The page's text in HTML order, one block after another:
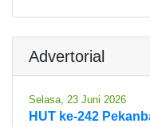
Advertorial
Selasa, 23 Juni 2026
HUT ke-242